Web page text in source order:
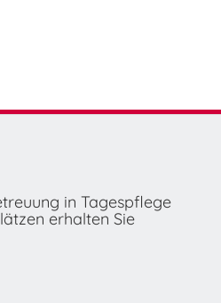
in Tagespflege
erhalten Sie